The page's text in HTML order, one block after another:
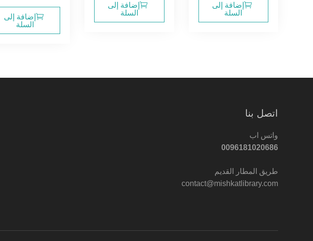
إضافة إلى
السلة
إضافة إلى
السلة
إضافة إلى
السلة
اتصل بنا
واتس اب
0096181020686
طريق المطار القديم
contact@mishkatlibrary.com